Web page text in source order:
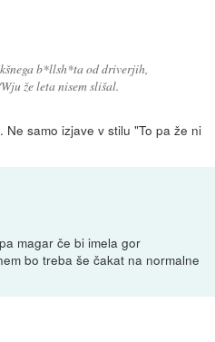
b*llsh*ta od driverjih,
že leta nisem slišal.
samo izjave v stilu "To pa že ni
magar če bi imela gor
bo treba še čakat na normalne